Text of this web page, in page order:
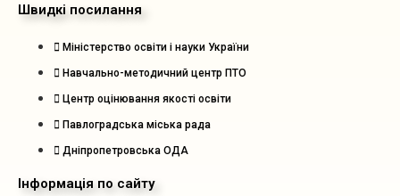
Швидкі посилання
Міністерство освіти і науки України
Навчально-методичний центр ПТО
Центр оцінювання якості освіти
Павлоградська міська рада
Дніпропетровська ОДА
Інформація по сайту